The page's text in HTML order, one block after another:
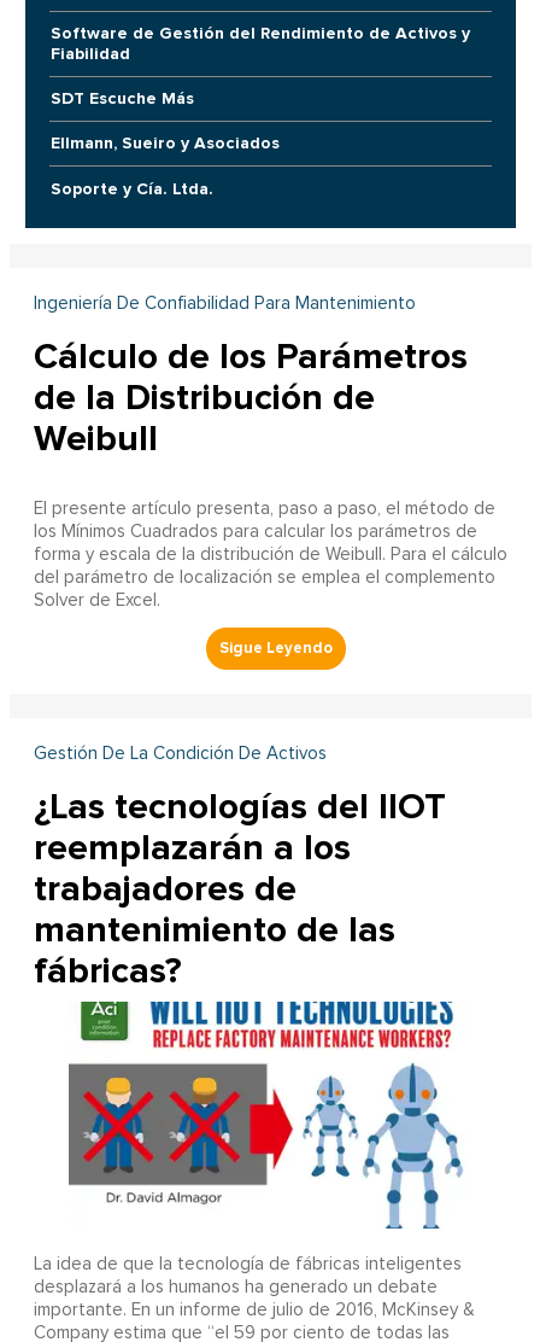
Software de Gestión del Rendimiento de Activos y
Fiabilidad
SDT Escuche Más
Ellmann, Sueiro y Asociados
Soporte y Cía. Ltda.
Ingeniería De Confiabilidad Para Mantenimiento
Cálculo de los Parámetros
de la Distribución de
Weibull
El presente artículo presenta, paso a paso, el método de
los Mínimos Cuadrados para calcular los parámetros de
forma y escala de la distribución de Weibull. Para el cálculo
del parámetro de localización se emplea el complemento
Solver de Excel.
Gestión De La Condición De Activos
¿Las tecnologías del IIOT
reemplazarán a los
trabajadores de
mantenimiento de las
fábricas?
La idea de que la tecnología de fábricas inteligentes
desplazará a los humanos ha generado un debate
importante. En un informe de julio de 2016, McKinsey &
Company estima que “el 59 por ciento de todas las